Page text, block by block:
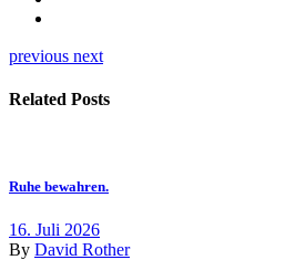
previous next
Related Posts
Ruhe bewahren.
16. Juli 2026
By David Rother